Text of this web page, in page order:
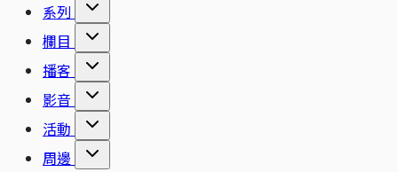
系列
欄目
播客
影音
活動
周邊